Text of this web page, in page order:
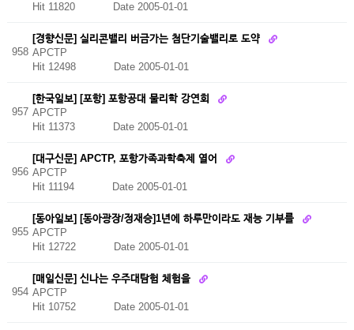
Hit 11820
Date 2005-01-01
958
[경향신문] 실리콘밸리 버금가는 첨단기술밸리로 도약
APCTP
Hit 12498
Date 2005-01-01
957
[한국일보] [포항] 포항공대 물리학 강연회
APCTP
Hit 11373
Date 2005-01-01
956
[대구신문] APCTP, 포항가족과학축제 열어
APCTP
Hit 11194
Date 2005-01-01
955
[동아일보] [동아광장/정재승]1년에 하루만이라도 재능 기부를
APCTP
Hit 12722
Date 2005-01-01
954
[매일신문] 신나는 우주대탐험 체험을
APCTP
Hit 10752
Date 2005-01-01